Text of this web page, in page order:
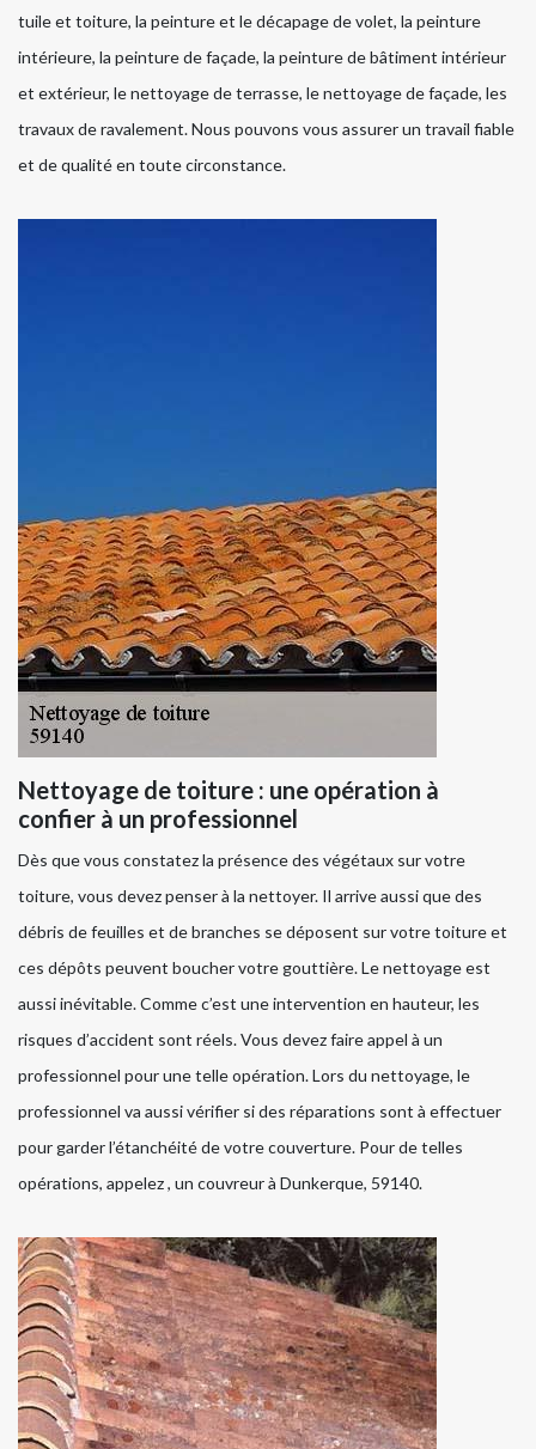
tuile et toiture, la peinture et le décapage de volet, la peinture
intérieure, la peinture de façade, la peinture de bâtiment intérieur
et extérieur, le nettoyage de terrasse, le nettoyage de façade, les
travaux de ravalement. Nous pouvons vous assurer un travail fiable
et de qualité en toute circonstance.
Nettoyage de toiture : une opération à
confier à un professionnel
Dès que vous constatez la présence des végétaux sur votre
toiture, vous devez penser à la nettoyer. Il arrive aussi que des
débris de feuilles et de branches se déposent sur votre toiture et
ces dépôts peuvent boucher votre gouttière. Le nettoyage est
aussi inévitable. Comme c’est une intervention en hauteur, les
risques d’accident sont réels. Vous devez faire appel à un
professionnel pour une telle opération. Lors du nettoyage, le
professionnel va aussi vérifier si des réparations sont à effectuer
pour garder l’étanchéité de votre couverture. Pour de telles
opérations, appelez , un couvreur à Dunkerque, 59140.